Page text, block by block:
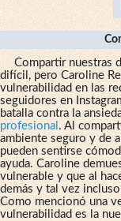
Compartir nuestras
difícil, pero Caroline
vulnerabilidad en las
seguidores en
batalla contra la
profesional . Al
ambiente seguro y de
pueden sentirse
ayuda. Caroline
vulnerable y que al
demás y tal vez
Como mencionó una
vulnerabilidad es la